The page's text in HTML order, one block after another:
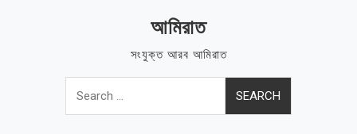
আমিরাত
সংযুক্ত আরব আমিরাত
Search
for: